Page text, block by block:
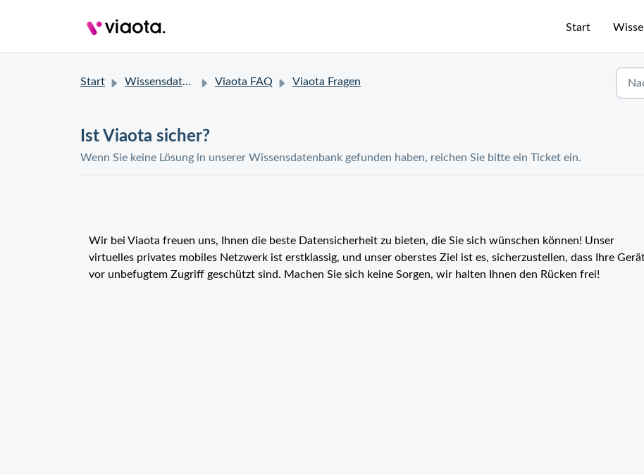
Start
Start Wissensdatenbank Viaota FAQ Viaota Fragen
Ist Viaota sicher?
Wenn Sie keine Lösung in unserer Wissensdatenbank gefunden haben, reichen Sie bitte ein Ticket ein.
Wir bei Viaota freuen uns, Ihnen die beste Datensicherheit zu bieten, die Sie sich wünschen können! Unser
virtuelles privates mobiles Netzwerk ist erstklassig, und unser oberstes Ziel ist es, sicherzustellen, dass Ihre
vor unbefugtem Zugriff geschützt sind. Machen Sie sich keine Sorgen, wir halten Ihnen den Rücken frei!